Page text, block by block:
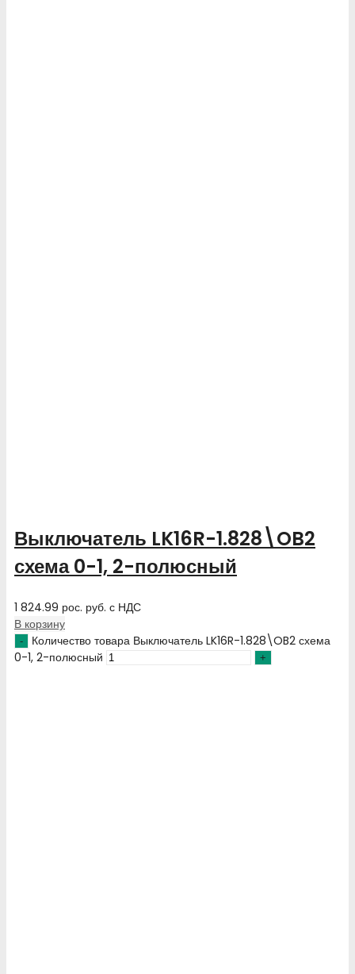
Выключатель LK16R-1.828\OB2
схема 0-1, 2-полюсный
1 824.99 рос. руб. с НДС
В корзину
Количество товара Выключатель LK16R-1.828\OB2 схема
0-1, 2-полюсный